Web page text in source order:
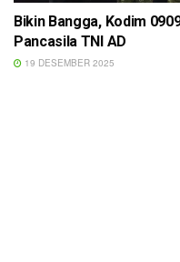
Bikin Bangga, Kodim
Pancasila TNI AD
19 DESEMBER 2025